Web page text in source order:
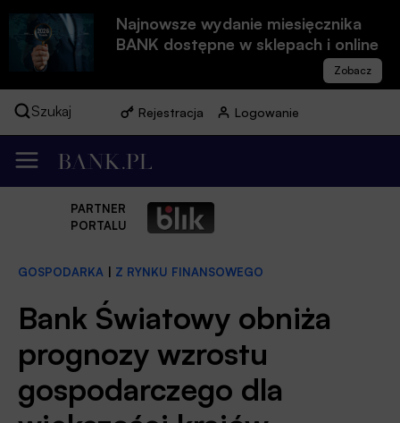
Najnowsze wydanie miesięcznika
BANK dostępne w sklepach i online
Szukaj Rejestracja Logowanie
PARTNER
PORTALU
GOSPODARKA Z RYNKU FINANSOWEGO
Bank Światowy obniża
prognozy wzrostu
gospodarczego dla